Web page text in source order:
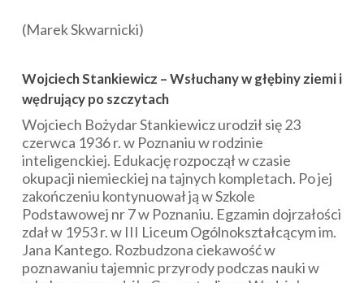
(Marek Skwarnicki)
Wojciech Stankiewicz – Wsłuchany w głębiny ziemi i
wędrujący po szczytach
Wojciech Bożydar Stankiewicz urodził się 23
czerwca 1936 r. w Poznaniu w rodzinie
inteligenckiej. Edukację rozpoczął w czasie
okupacji niemieckiej na tajnych kompletach. Po jej
zakończeniu kontynuował ją w Szkole
Podstawowej nr 7 w Poznaniu. Egzamin dojrzałości
zdał w 1953 r. w III Liceum Ogólnokształcącym im.
Jana Kantego. Rozbudzona ciekawość w
poznawaniu tajemnic przyrody podczas nauki w